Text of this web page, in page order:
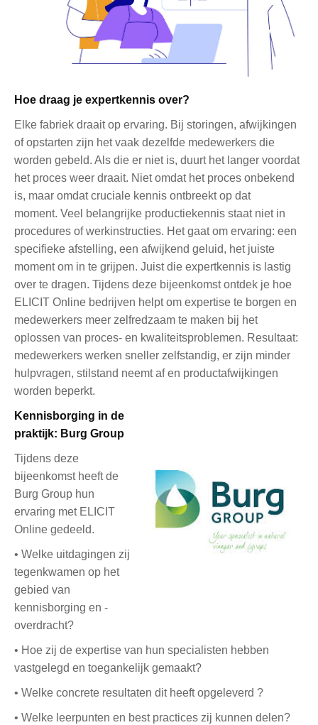
Hoe draag je expertkennis over?
Elke fabriek draait op ervaring. Bij storingen, afwijkingen
of opstarten zijn het vaak dezelfde medewerkers die
worden gebeld. Als die er niet is, duurt het langer voordat
het proces weer draait. Niet omdat het proces onbekend
is, maar omdat cruciale kennis ontbreekt op dat
moment. Veel belangrijke productiekennis staat niet in
procedures of werkinstructies. Het gaat om ervaring: een
specifieke afstelling, een afwijkend geluid, het juiste
moment om in te grijpen. Juist die expertkennis is lastig
over te dragen. Tijdens deze bijeenkomst ontdek je hoe
ELICIT Online bedrijven helpt om expertise te borgen en
medewerkers meer zelfredzaam te maken bij het
oplossen van proces- en kwaliteitsproblemen. Resultaat:
medewerkers werken sneller zelfstandig, er zijn minder
hulpvragen, stilstand neemt af en productafwijkingen
worden beperkt.
Kennisborging in de
praktijk: Burg Group
Tijdens deze
bijeenkomst heeft de
Burg Group hun
ervaring met ELICIT
Online gedeeld.
• Welke uitdagingen zij
tegenkwamen op het
gebied van
kennisborging en -
overdracht?
• Hoe zij de expertise van hun specialisten hebben
vastgelegd en toegankelijk gemaakt?
• Welke concrete resultaten dit heeft opgeleverd ?
• Welke leerpunten en best practices zij kunnen delen?